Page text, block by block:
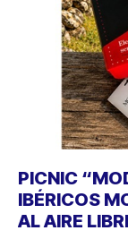
PICNIC
IBÉRICOS
AL AIRE